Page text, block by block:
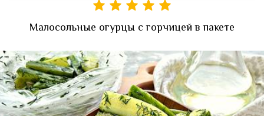
Малосольные огурцы с горчицей в пакете